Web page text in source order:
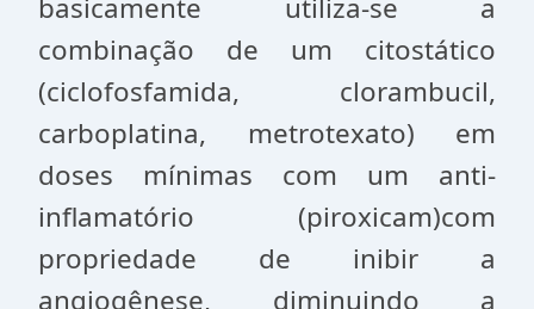
basicamente utiliza-se a
combinação de um citostático
(ciclofosfamida, clorambucil,
carboplatina, metrotexato) em
doses mínimas com um anti-
inflamatório (piroxicam)com
propriedade de inibir a
angiogênese, diminuindo a